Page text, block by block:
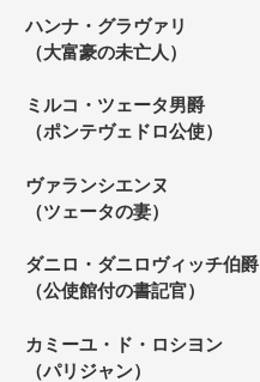
ハンナ・グラヴァリ
（大富豪の未亡人）
ミルコ・ツェータ男爵
（ポンテヴェドロ公使）
ヴァランシエンヌ
（ツェータの妻）
ダニロ・ダニロヴィッチ伯爵
（公使館付の書記官）
カミーユ・ド・ロシヨン
（パリジャン）